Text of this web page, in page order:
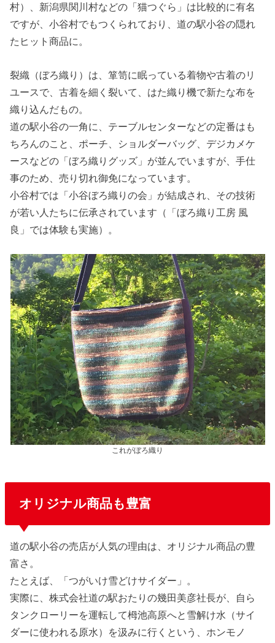
村）、新潟県関川村などの「猫つぐら」は比較的に有名
ですが、小谷村でもつくられており、道の駅小谷の隠れ
たヒット商品に。
裂織（ぼろ織り）は、箪笥に眠っている着物や古着のリ
ユースで、古着を細く裂いて、はた織り機で新たな布を
織り込んだもの。
道の駅小谷の一角に、テーブルセンターなどの定番はも
ちろんのこと、ポーチ、ショルダーバッグ、デジカメケ
ースなどの「ぼろ織りグッズ」が並んでいますが、手仕
事のため、売り切れ御免になっています。
小谷村では「小谷ぼろ織りの会」が結成され、その技術
が若い人たちに伝承されています（「ぼろ織り工房 風
良」では体験も実施）。
これがぼろ織り
オリジナル商品も豊富
道の駅小谷の売店が人気の理由は、オリジナル商品の豊
富さ。
たとえば、「つがいけ雪どけサイダー」。
実際に、株式会社道の駅おたりの幾田美彦社長が、自ら
タンクローリーを運転して栂池高原へと雪解け水（サイ
ダーに使われる原水）を汲みに行くという、ホンモノ